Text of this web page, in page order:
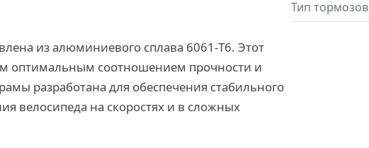
из алюминиевого сплава 6061-T6. Этот
оптимальным соотношением прочности и
разработана для обеспечения стабильного
велосипеда на скоростях и в сложных
Тип тормозов